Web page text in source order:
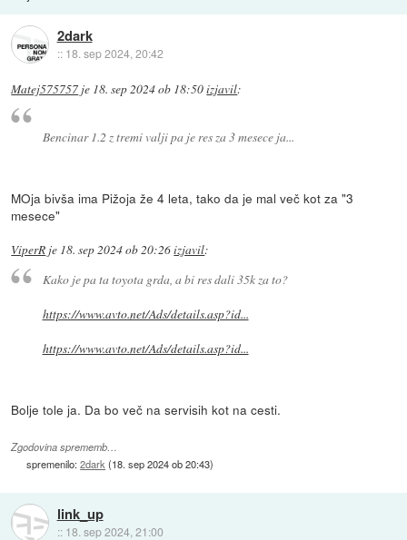
2dark
:: 18. sep 2024, 20:42
Matej575757 je 18. sep 2024 ob 18:50izjavil:
Bencinar 1.2 z tremi valji pa je res za 3 mesece ja...
MOja bivša ima Pižoja že 4 leta, tako da je mal več kot za "3
mesece"
ViperR je 18. sep 2024 ob 20:26izjavil:
Kako je pa ta toyota grda, a bi res dali 35k za to?
https://www.avto.net/Ads/details.asp?id...
https://www.avto.net/Ads/details.asp?id...
Bolje tole ja. Da bo več na servisih kot na cesti.
Zgodovina sprememb…
spremenilo:2dark(18. sep 2024 ob 20:43)
link_up
:: 18. sep 2024, 21:00